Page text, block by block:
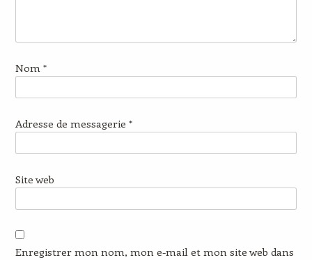
Nom *
Adresse de messagerie *
Site web
Enregistrer mon nom, mon e-mail et mon site web dans